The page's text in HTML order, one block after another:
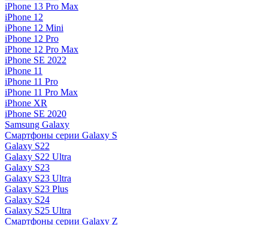
iPhone 13 Pro Max
iPhone 12
iPhone 12 Mini
iPhone 12 Pro
iPhone 12 Pro Max
iPhone SE 2022
iPhone 11
iPhone 11 Pro
iPhone 11 Pro Max
iPhone XR
iPhone SE 2020
Samsung Galaxy
Смартфоны серии Galaxy S
Galaxy S22
Galaxy S22 Ultra
Galaxy S23
Galaxy S23 Ultra
Galaxy S23 Plus
Galaxy S24
Galaxy S25 Ultra
Смартфоны серии Galaxy Z